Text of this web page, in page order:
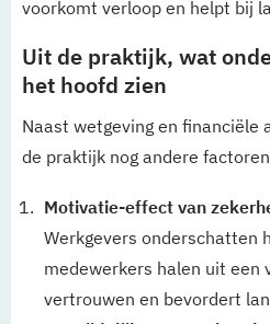
voorkomt verloop en helpt bij
Uit de praktijk, wat
het hoofd zien
Naast wetgeving en financiële
de praktijk nog andere
Motivatie-effect van
Werkgevers onderschatten
medewerkers halen uit een
vertrouwen en bevordert